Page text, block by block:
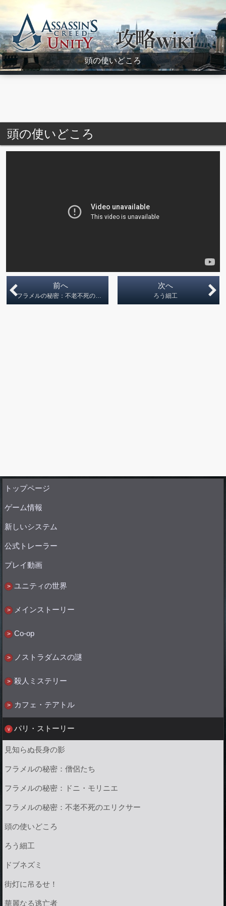
Assassin's Creed Unity Wiki
頭の使いどころ
頭の使いどころ
前へ
フラメルの秘密：不老不死のエリクサー
次へ
ろう細工
トップページ
ゲーム情報
新しいシステム
公式トレーラー
プレイ動画
ユニティの世界
メインストーリー
Co-op
ノストラダムスの謎
殺人ミステリー
カフェ・テアトル
パリ・ストーリー
見知らぬ長身の影
フラメルの秘密：僧侶たち
フラメルの秘密：ドニ・モリニエ
フラメルの秘密：不老不死のエリクサー
頭の使いどころ
ろう細工
ドブネズミ
街灯に吊るせ！
華麗なる逃亡者